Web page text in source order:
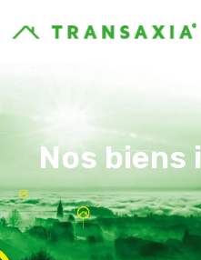
Nos biens